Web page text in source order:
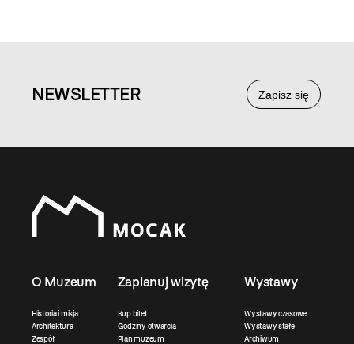
Zapisz się
NEWSLETTER
O Muzeum
Historia i misja
Architektura
Zespół
Zaplanuj wizytę
Kup bilet
Godziny otwarcia
Plan muzeum
Wystawy
Wystawy czasowe
Wystawy stałe
Archiwum